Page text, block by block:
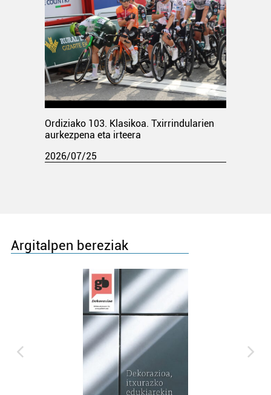
Ordiziako 103. Klasikoa. Txirrindularien
aurkezpena eta irteera
2026/07/25
Argitalpen bereziak